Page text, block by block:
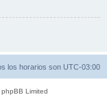
los horarios son UTC-03:00
Limited